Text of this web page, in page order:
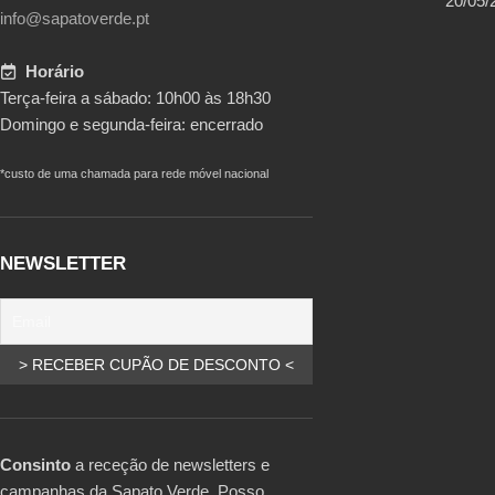
info@sapatoverde.pt
Horário
Terça-feira a sábado: 10h00 às 18h30
Domingo e segunda-feira: encerrado
*custo de uma chamada para rede móvel nacional
NEWSLETTER
Consinto a receção de newsletters e